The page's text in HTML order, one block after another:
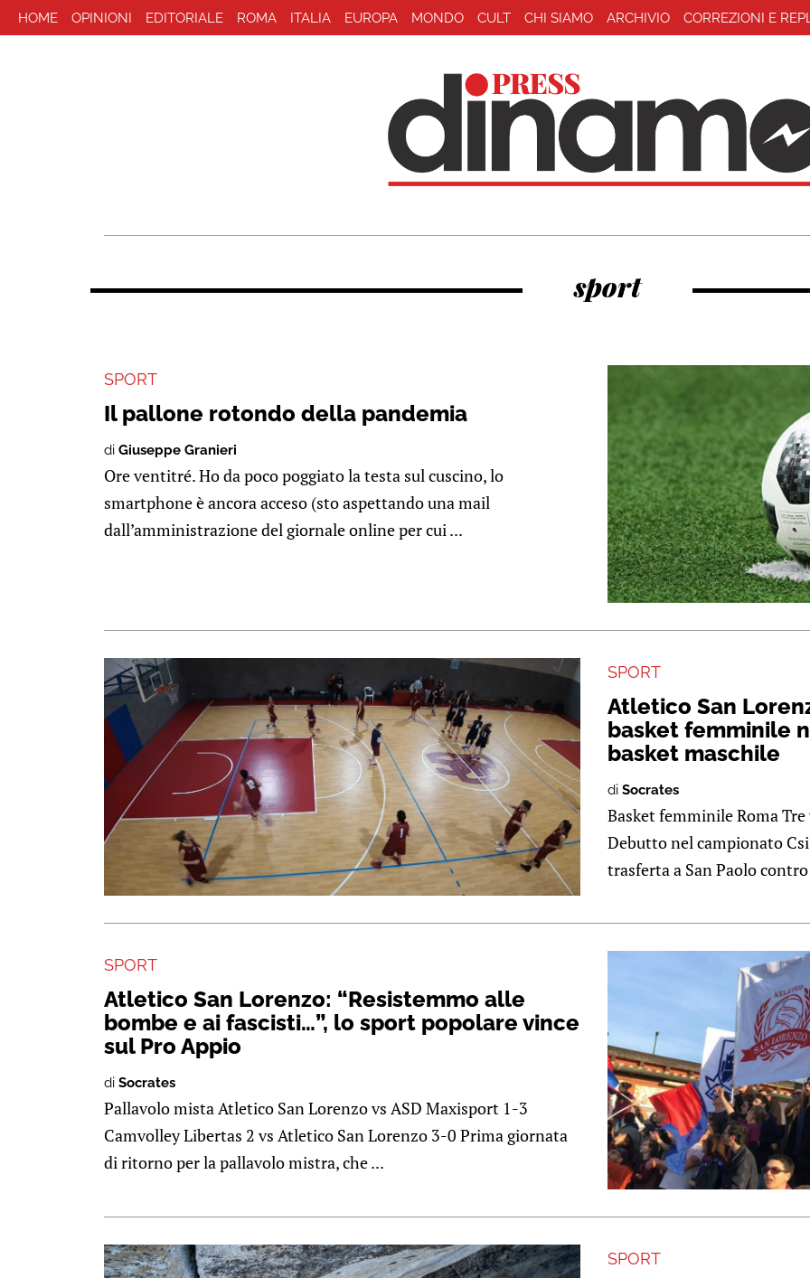
HOME OPINIONI EDITORIALE ROMA ITALIA EUROPA MONDO CULT CHI SIAMO ARCHIVIO CORREZIONI E
sport
SPORT
Il pallone rotondo della pandemia
di Giuseppe Granieri
Ore ventitré. Ho da poco poggiato la testa sul cuscino, lo
smartphone è ancora acceso (sto aspettando una mail
dall’amministrazione del giornale online per cui ...
SPORT
Atletico San
basket femminile
basket maschile
di Socrates
Basket femminile Roma
Debutto nel campionato
trasferta a San Paolo
SPORT
Atletico San Lorenzo: “Resistemmo alle
bombe e ai fascisti…”, lo sport popolare vince
sul Pro Appio
di Socrates
Pallavolo mista Atletico San Lorenzo vs ASD Maxisport 1-3
Camvolley Libertas 2 vs Atletico San Lorenzo 3-0 Prima giornata
di ritorno per la pallavolo mistra, che ...
SPORT